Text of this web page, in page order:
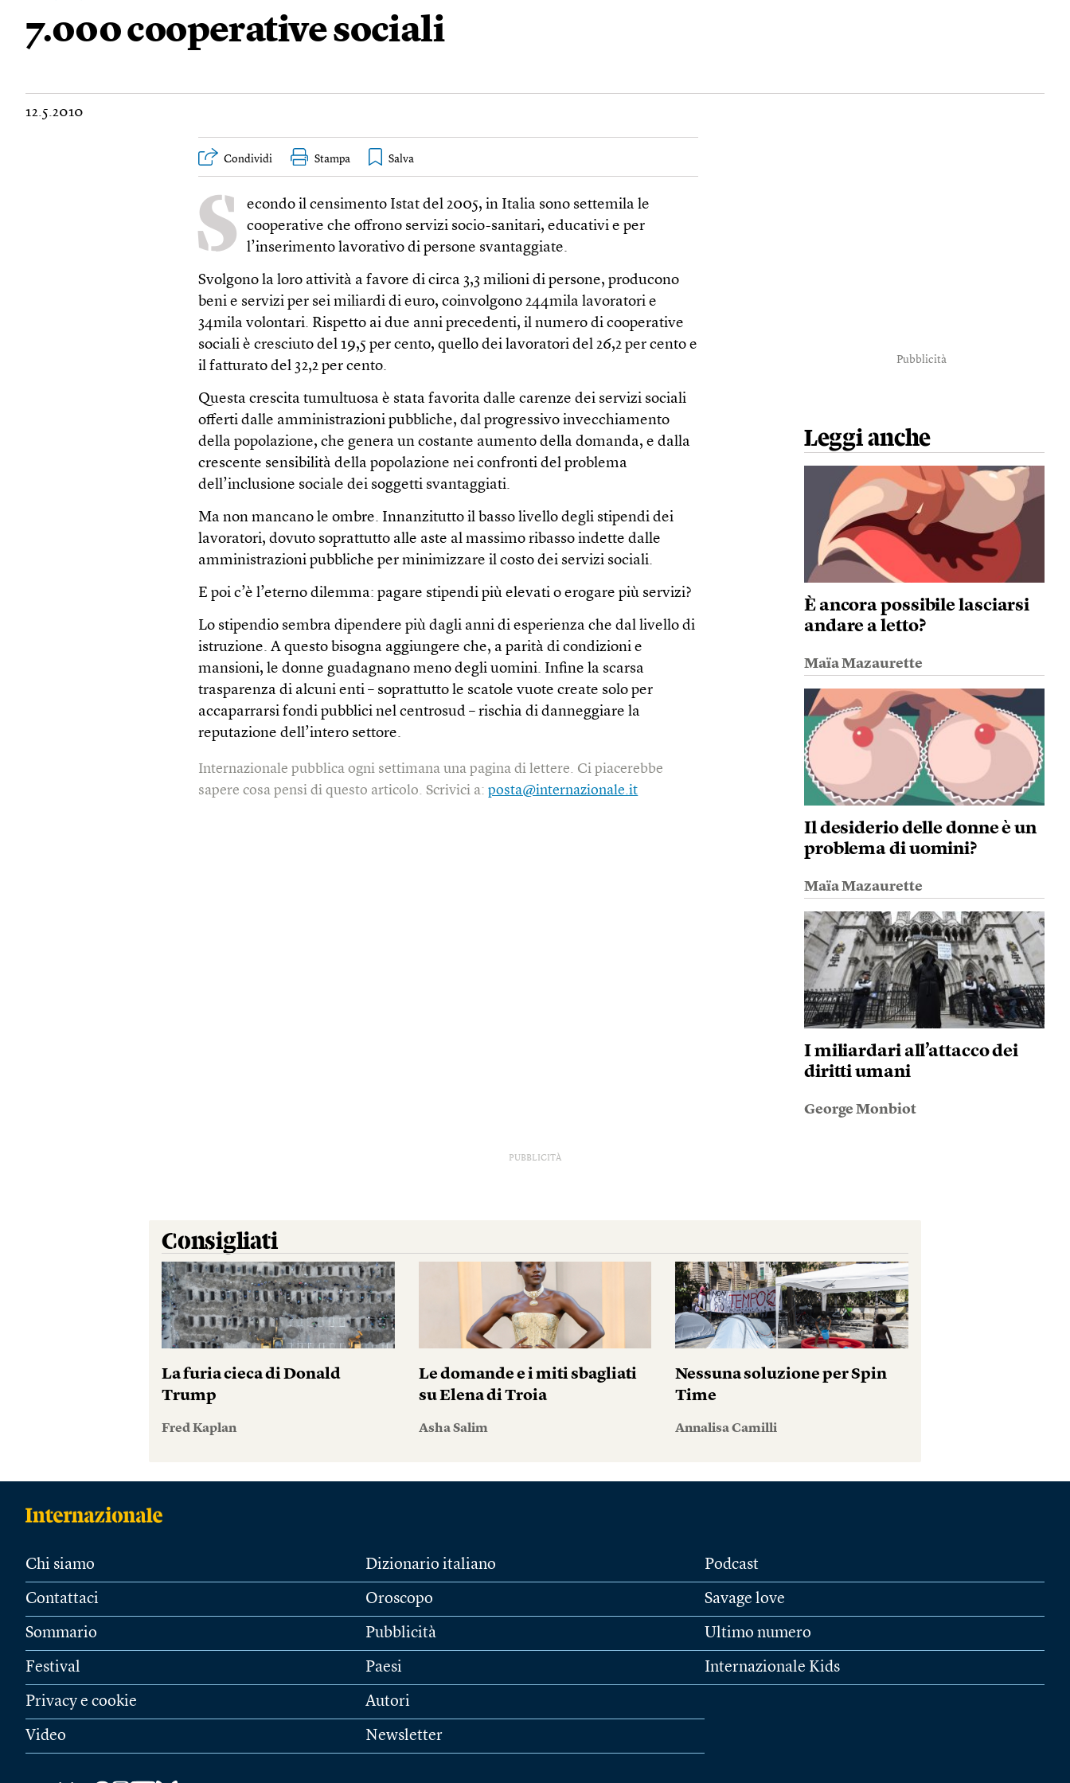
7.000 cooperative sociali
12.5.2010
Condividi Stampa
S
econdo il censimento Istat del 2005, in Italia sono settemila le
cooperative che offrono servizi socio-sanitari, educativi e per
l’inserimento lavorativo di persone svantaggiate.
Svolgono la loro attività a favore di circa 3,3 milioni di persone, producono
beni e servizi per sei miliardi di euro, coinvolgono 244mila lavoratori e
34mila volontari. Rispetto ai due anni precedenti, il numero di cooperative
sociali è cresciuto del 19,5 per cento, quello dei lavoratori del 26,2 per cento e
il fatturato del 32,2 per cento.
Questa crescita tumultuosa è stata favorita dalle carenze dei servizi sociali
offerti dalle amministrazioni pubbliche, dal progressivo invecchiamento
della popolazione, che genera un costante aumento della domanda, e dalla
crescente sensibilità della popolazione nei confronti del problema
dell’inclusione sociale dei soggetti svantaggiati.
Ma non mancano le ombre. Innanzitutto il basso livello degli stipendi dei
lavoratori, dovuto soprattutto alle aste al massimo ribasso indette dalle
amministrazioni pubbliche per minimizzare il costo dei servizi sociali.
E poi c’è l’eterno dilemma: pagare stipendi più elevati o erogare più servizi?
Lo stipendio sembra dipendere più dagli anni di esperienza che dal livello di
istruzione. A questo bisogna aggiungere che, a parità di condizioni e
mansioni, le donne guadagnano meno degli uomini. Infine la scarsa
trasparenza di alcuni enti – soprattutto le scatole vuote create solo per
accaparrarsi fondi pubblici nel centrosud – rischia di danneggiare la
reputazione dell’intero settore.
Internazionale pubblica ogni settimana una pagina di lettere. Ci piacerebbe
sapere cosa pensi di questo articolo. Scrivici a:posta@internazionale.it
Pubblicità
Leggi anche
È ancora possibile lasciarsi
andare a letto?
Maïa Mazaurette
Il desiderio delle donne è un
problema di uomini?
Maïa Mazaurette
I miliardari all’attacco dei
diritti umani
George Monbiot
PUBBLICITÀ
Consigliati
La furia cieca di Donald
Trump
Fred Kaplan
Le domande e i miti sbagliati
su Elena di Troia
Asha Salim
Nessuna soluzione per Spin
Time
Annalisa Camilli
Chi siamo
Contattaci
Sommario
Festival
Privacy e cookie
Video
Dizionario italiano
Oroscopo
Pubblicità
Paesi
Autori
Newsletter
Podcast
Savage love
Ultimo numero
Internazionale Kids